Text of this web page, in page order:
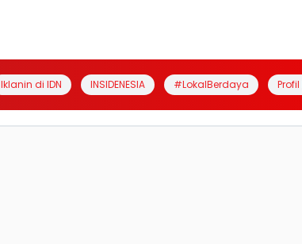
Iklanin di IDN INSIDENESIA #LokalBerdaya